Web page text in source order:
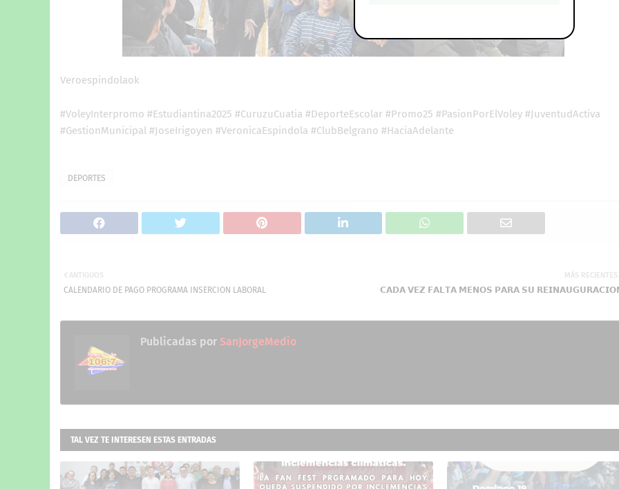
Veroespindolaok
#VoleyInterpromo #Estudiantina2025 #CuruzuCuatia #DeporteEscolar #Promo25 #PasionPorElVoley #JuventudActiva
#GestionMunicipal #JoseIrigoyen #VeronicaEspindola #ClubBelgrano #HaciaAdelante
DEPORTES
MÁS RECIENTES
𝗖𝗔𝗗𝗔 𝗩𝗘𝗭 𝗙𝗔𝗟𝗧𝗔 𝗠𝗘𝗡𝗢𝗦 𝗣𝗔𝗥𝗔 𝗦𝗨
ANTIGUOS
CALENDARIO DE PAGO PROGRAMA INSERCION LABORAL
Publicadas por SanJorgeMedio
TAL VEZ TE INTERESEN ESTAS ENTRADAS